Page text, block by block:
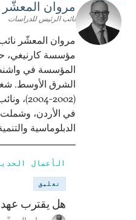
مروان المعشّر
نائب الرئيس للدراسات
مروان المعشّر
مؤسسة
المؤسسة في
الشرق الأوسط.
في الأردن، وشملت
الدبلوماسية
الأعمال
تعليق
هل يقترب عهد